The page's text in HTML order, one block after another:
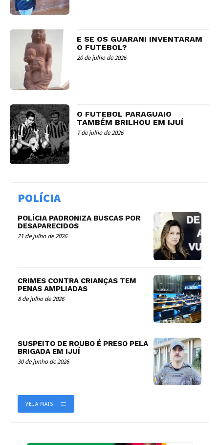
E SE OS GUARANI INVENTARAM
O FUTEBOL?
20 de julho de 2026
O FUTEBOL PARAGUAIO
TAMBÉM BRILHOU EM IJUÍ
7 de julho de 2026
POLÍCIA
POLÍCIA PADRONIZA BUSCAS POR
DESAPARECIDOS
21 de julho de 2026
CRIMES CONTRA CRIANÇAS TEM
PENAS AMPLIADAS
8 de julho de 2026
SUSPEITO DE ROUBO É PRESO PELA
BRIGADA EM IJUÍ
30 de junho de 2026
VEJA MAIS